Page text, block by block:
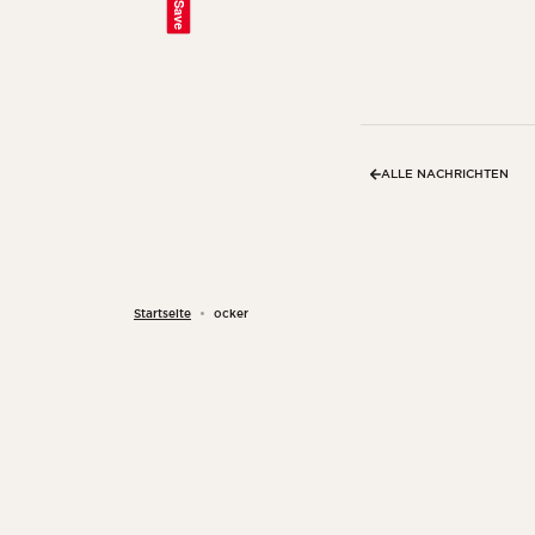
Save
ALLE NACHRICHTEN
Startseite ocker